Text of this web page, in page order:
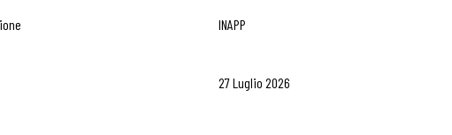
INAPP
27 Luglio 2026